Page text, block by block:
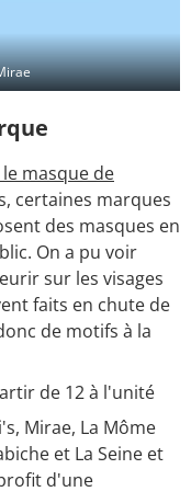
masque de
certaines marques
des masques en
On a pu voir
sur les visages
faits en chute de
de motifs à la
de 12 à l'unité
Mirae, La Môme
et La Seine et
d'une